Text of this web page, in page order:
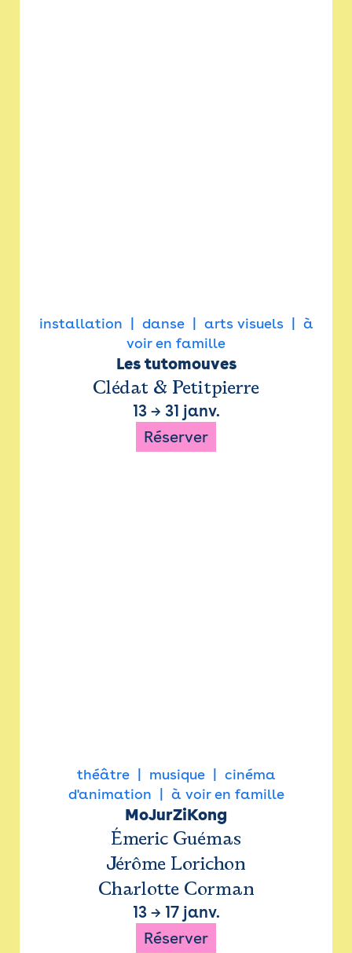
installation danse arts visuels
à
voir en famille
Les tutomouves
Clédat & Petitpierre
13→ 31 janv.
Réserver
théâtre musique
cinéma
d'animation
à voir en famille
MoJurZiKong
Émeric Guémas
Jérôme Lorichon
Charlotte Corman
13→ 17 janv.
Réserver